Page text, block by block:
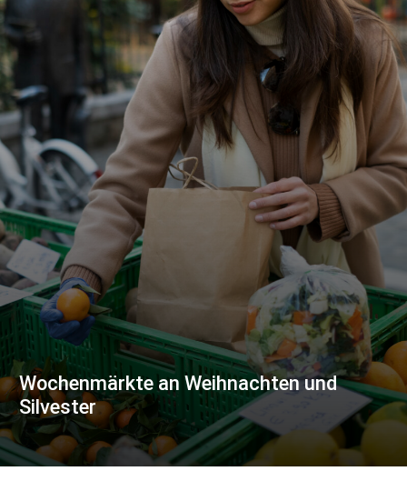
Wochenmärkte an Weihnachten und
Silvester